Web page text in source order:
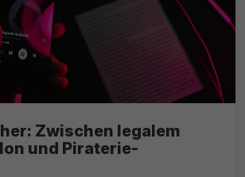
Zwischen legalem
und Piraterie-